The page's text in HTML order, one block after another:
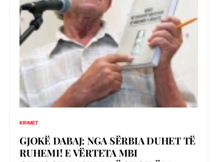
KRIMET
GJOKË DABAJ: NGA SËRBIA DUHET TË
RUHEMI! E VËRTETA MBI